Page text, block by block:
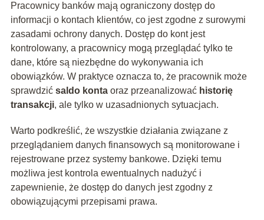
Pracownicy banków mają ograniczony dostęp do
informacji o kontach klientów, co jest zgodne z surowymi
zasadami ochrony danych. Dostęp do kont jest
kontrolowany, a pracownicy mogą przeglądać tylko te
dane, które są niezbędne do wykonywania ich
obowiązków. W praktyce oznacza to, że pracownik może
sprawdzić saldo kontaoraz przeanalizować historię
transakcji, ale tylko w uzasadnionych sytuacjach.
Warto podkreślić, że wszystkie działania związane z
przeglądaniem danych finansowych są monitorowane i
rejestrowane przez systemy bankowe. Dzięki temu
możliwa jest kontrola ewentualnych nadużyć i
zapewnienie, że dostęp do danych jest zgodny z
obowiązującymi przepisami prawa.